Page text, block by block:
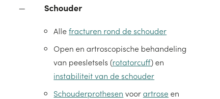
Schouder
Allefracturen rond de schouder
Open en artroscopische behandeling
van peesletsels (rotatorcuff) en
instabiliteit van de schouder
Schouderprothesen voorartroseen